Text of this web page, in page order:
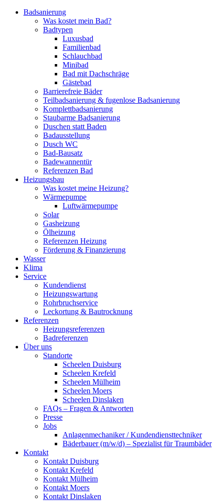
Badsanierung
Was kostet mein Bad?
Badtypen
Luxusbad
Familienbad
Schlauchbad
Minibad
Bad mit Dachschräge
Gästebad
Barrierefreie Bäder
Teilbadsanierung & fugenlose Badsanierung
Komplettbadsanierung
Staubarme Badsanierung
Duschen statt Baden
Badausstellung
Dusch WC
Bad-Bausatz
Badewannentür
Referenzen Bad
Heizungsbau
Was kostet meine Heizung?
Wärmepumpe
Luftwärmepumpe
Solar
Gasheizung
Ölheizung
Referenzen Heizung
Förderung & Finanzierung
Wasser
Klima
Service
Kundendienst
Heizungswartung
Rohrbruchservice
Leckortung & Bautrocknung
Referenzen
Heizungsreferenzen
Badreferenzen
Über uns
Standorte
Scheelen Duisburg
Scheelen Krefeld
Scheelen Mülheim
Scheelen Moers
Scheelen Dinslaken
FAQs – Fragen & Antworten
Presse
Jobs
Anlagenmechaniker / Kundendiensttechniker
Bäderbauer (m/w/d) – Spezialist für Traumbäder
Kontakt
Kontakt Duisburg
Kontakt Krefeld
Kontakt Mülheim
Kontakt Moers
Kontakt Dinslaken